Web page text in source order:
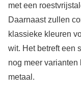
met een
Daarnaast zullen
klassieke kleuren
wit. Het betreft een
nog meer
metaal.